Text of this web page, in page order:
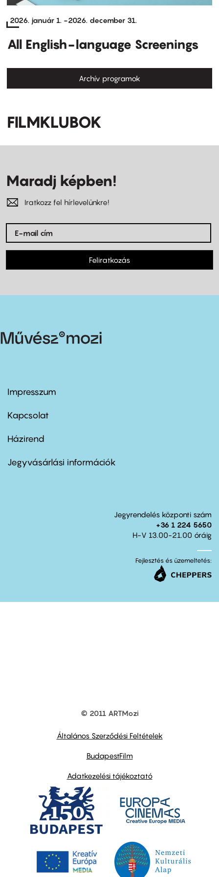
2026. január 1. -2026. december 31.
All English-language Screenings
Archív programok
FILMKLUBOK
Maradj képben!
Iratkozz fel hírlevelünkre!
Feliratkozás
Footer
first
Impresszum
Kapcsolat
Footer
second
Házirend
Jegyvásárlási információk
Jegyrendelés központi szám
+36 1 224 5650
H-V 13.00-21.00 óráig
Fejlesztés és üzemeltetés:
© 2011 ARTMozi
Általános Szerződési Feltételek
BudapestFilm
Adatkezelési tájékoztató